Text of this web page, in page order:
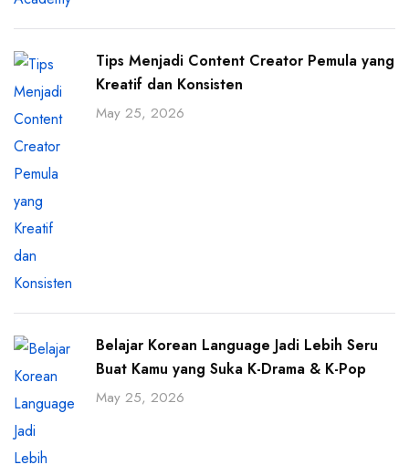
Tips Menjadi Content Creator Pemula yang
Kreatif dan Konsisten
May 25, 2026
Belajar Korean Language Jadi Lebih Seru
Buat Kamu yang Suka K-Drama & K-Pop
May 25, 2026